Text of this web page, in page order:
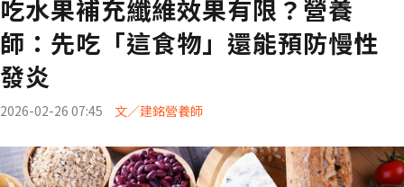
吃水果補充纖維效果有限？營養
師：先吃「這食物」還能預防慢性
發炎
2026-02-26 07:45 文／建銘營養師